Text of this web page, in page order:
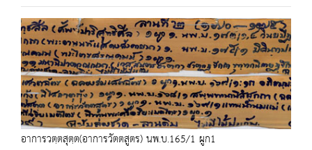
อาการวตฺตสุตฺต(อาการวัตตสูตร) นพ.บ.165/1 ผูก1